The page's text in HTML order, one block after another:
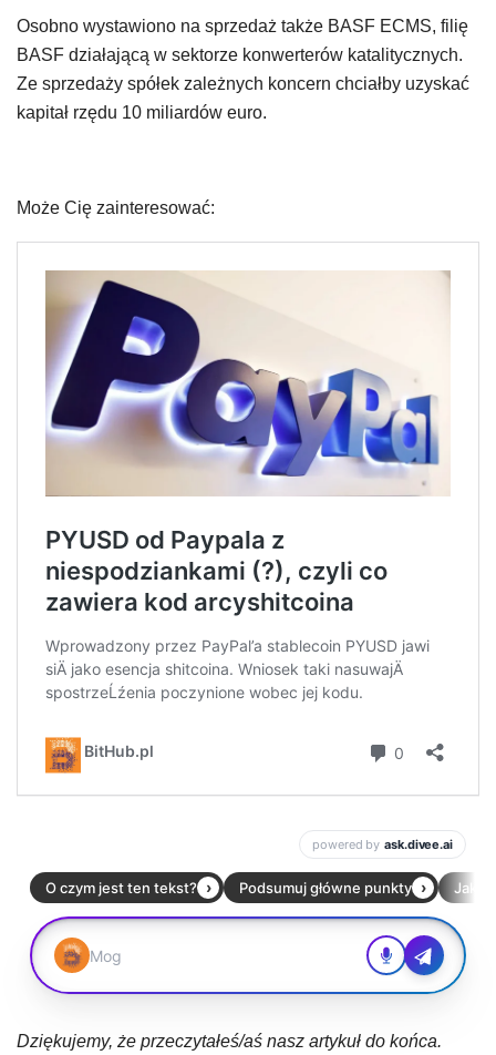
Osobno wystawiono na sprzedaż także BASF ECMS, filię
BASF działającą w sektorze konwerterów katalitycznych.
Ze sprzedaży spółek zależnych koncern chciałby uzyskać
kapitał rzędu 10 miliardów euro.
Może Cię zainteresować:
Dziękujemy, że przeczytałeś/aś nasz artykuł do końca.